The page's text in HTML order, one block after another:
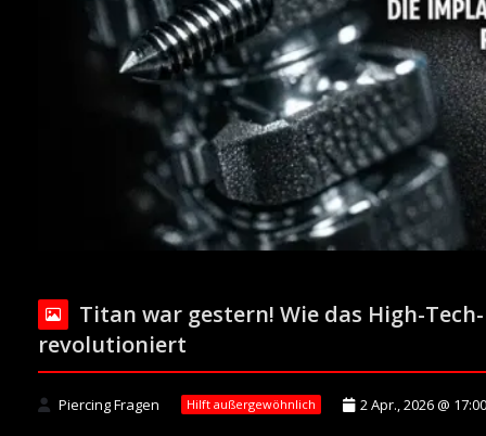
Titan war gestern! Wie das High-
revolutioniert
Piercing Fragen Hilft außergewöhnlich 2 Apr., 2026 @ 17:00